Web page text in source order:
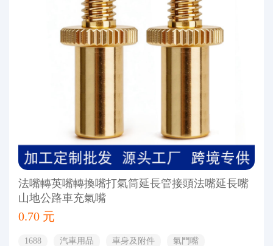
法嘴轉英嘴轉換嘴打氣筒延長管接頭法嘴延長嘴
山地公路車充氣嘴
0.70 元
1688 汽車用品 車身及附件
氣門嘴